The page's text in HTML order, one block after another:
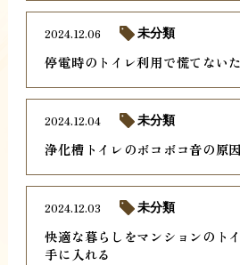
停電時のトイレ利用で慌てない
2024.12.06 未分類
浄化槽トイレのボコボコ音の原
2024.12.04 未分類
快適な暮らしをマンションのト
手に入れる
2024.12.03 未分類